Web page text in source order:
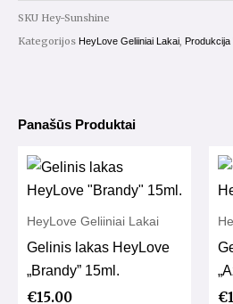
"Sushine"
15ml.
SKU Hey-Sunshine
Kategorijos HeyLove Geliiniai Lakai,
Panašūs Produktai
HeyLove Geliiniai Lakai
Gelinis lakas HeyLove
„Brandy” 15ml.
€15.00 €